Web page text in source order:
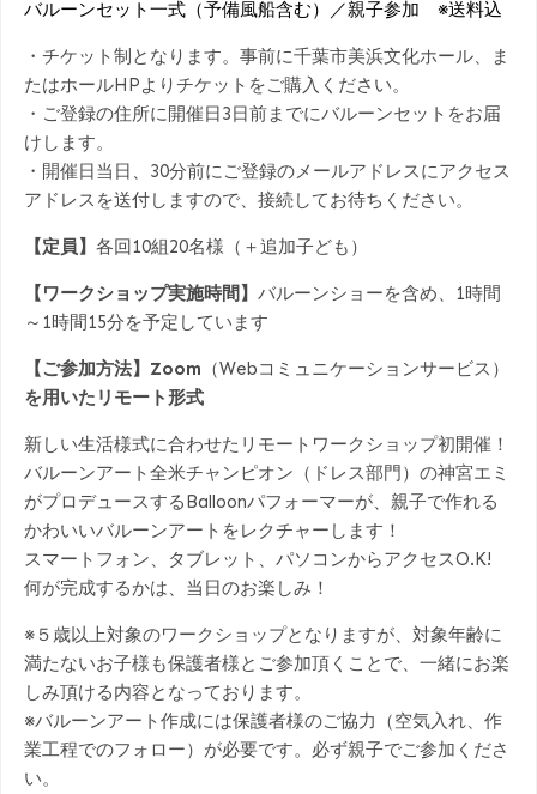
バルーンセット一式（予備風船含む）／親子参加 ※送料込
・チケット制となります。事前に千葉市美浜文化ホール、ま
たはホールHPよりチケットをご購入ください。
・ご登録の住所に開催日3日前までにバルーンセットをお届
けします。
・開催日当日、30分前にご登録のメールアドレスにアクセス
アドレスを送付しますので、接続してお待ちください。
【定員】 各回10組20名様（＋追加子ども）
【ワークショップ実施時間】 バルーンショーを含め、1時間
～1時間15分を予定しています
【ご参加方法】Zoom （Webコミュニケーションサービス）
を用いたリモート形式
新しい生活様式に合わせたリモートワークショップ初開催！
バルーンアート全米チャンピオン（ドレス部門）の神宮エミ
がプロデュースするBalloonパフォーマーが、親子で作れる
かわいいバルーンアートをレクチャーします！
スマートフォン、タブレット、パソコンからアクセスO.K!
何が完成するかは、当日のお楽しみ！
※５歳以上対象のワークショップとなりますが、対象年齢に
満たないお子様も保護者様とご参加頂くことで、一緒にお楽
しみ頂ける内容となっております。
※バルーンアート作成には保護者様のご協力（空気入れ、作
業工程でのフォロー）が必要です。必ず親子でご参加くださ
い。